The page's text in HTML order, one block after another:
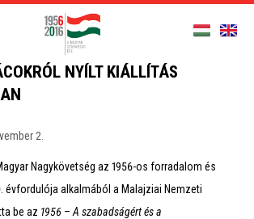
NYÍLT KIÁLLÍTÁS
2.
Nagykövetség az 1956-os forradalom és
évfordulója alkalmából a Malajziai Nemzeti
be az 1956 – A szabadságért és a